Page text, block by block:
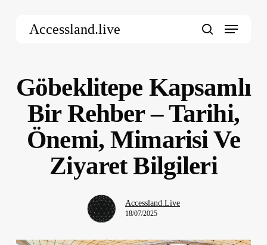
Accessland.live Menu
Göbeklitepe Kapsamlı
Bir Rehber – Tarihi,
Önemi, Mimarisi Ve
Ziyaret Bilgileri
Accessland.Live
18/07/2025